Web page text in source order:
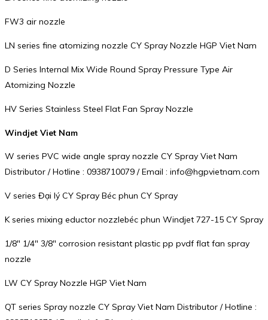
FW3 air nozzle
LN series fine atomizing nozzle CY Spray Nozzle HGP Viet Nam
D Series Internal Mix Wide Round Spray Pressure Type Air
Atomizing Nozzle
HV Series Stainless Steel Flat Fan Spray Nozzle
Windjet Viet Nam
W series PVC wide angle spray nozzle CY Spray Viet Nam
Distributor / Hotline : 0938710079 / Email : info@hgpvietnam.com
V series Đại lý CY Spray Béc phun CY Spray
K series mixing eductor nozzlebéc phun Windjet 727-15 CY Spray
1/8″ 1/4″ 3/8″ corrosion resistant plastic pp pvdf flat fan spray
nozzle
LW CY Spray Nozzle HGP Viet Nam
QT series Spray nozzle CY Spray Viet Nam Distributor / Hotline :